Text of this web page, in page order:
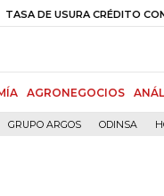
USURA CRÉDITO CONSUMO
AGRONEGOCIOS
GRUPO ARGOS ODINSA